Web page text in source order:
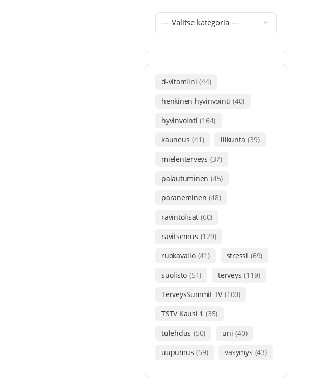
d-vitamiini (44)
henkinen hyvinvointi (40)
hyvinvointi (164)
kauneus (41) liikunta (39)
mielenterveys (37)
palautuminen (45)
paraneminen (48)
ravintolisät (60)
ravitsemus (129)
ruokavalio (41) stressi (69)
suolisto (51) terveys (119)
TerveysSummit TV (100)
TSTV Kausi 1 (35)
tulehdus (50) uni (40)
uupumus (59) väsymys (43)